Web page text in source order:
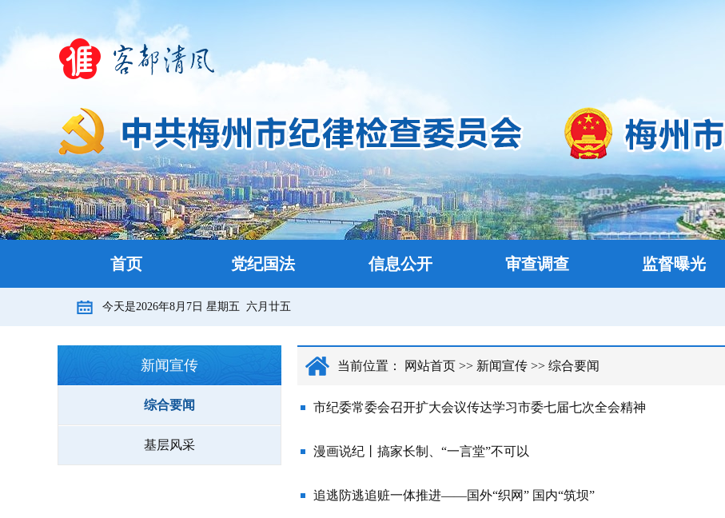
首页 党纪国法 信息公开 审查调查 监督曝光
今天是2026年8月7日 星期五 六月廿五
新闻宣传
综合要闻
基层风采
当前位置： 网站首页 >> 新闻宣传 >> 综合要闻
市纪委常委会召开扩大会议传达学习市委七届七次全会精神
漫画说纪丨搞家长制、“一言堂”不可以
追逃防逃追赃一体推进——国外“织网” 国内“筑坝”